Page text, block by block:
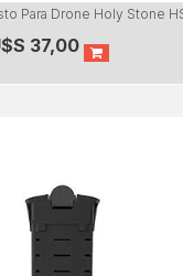
Para Drone Holy Stone
37,00